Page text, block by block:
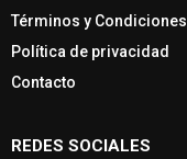
Términos y Condiciones
Política de privacidad
Contacto
REDES SOCIALES